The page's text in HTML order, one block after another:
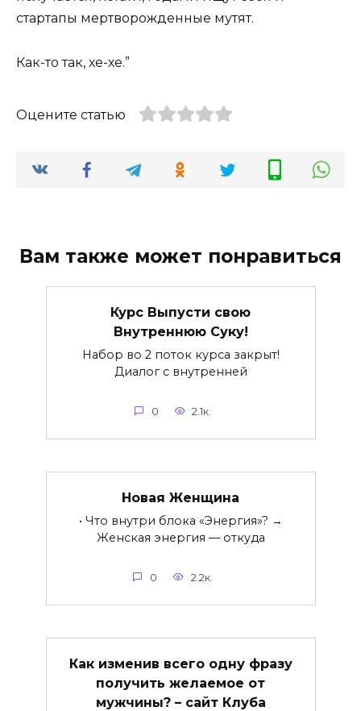
стартапы мертворожденные мутят.
Как-то так, хе-хе.”
Оцените статью
Вам также может понравиться
Курс Выпусти свою
Внутреннюю Суку!
Набор во 2 поток курса закрыт!
Диалог с внутренней
0 2.1к.
Новая Женщина
• Что внутри блока «Энергия»? →
Женская энергия — откуда
0 2.2к.
Как изменив всего одну фразу
получить желаемое от
мужчины? – сайт Клуба